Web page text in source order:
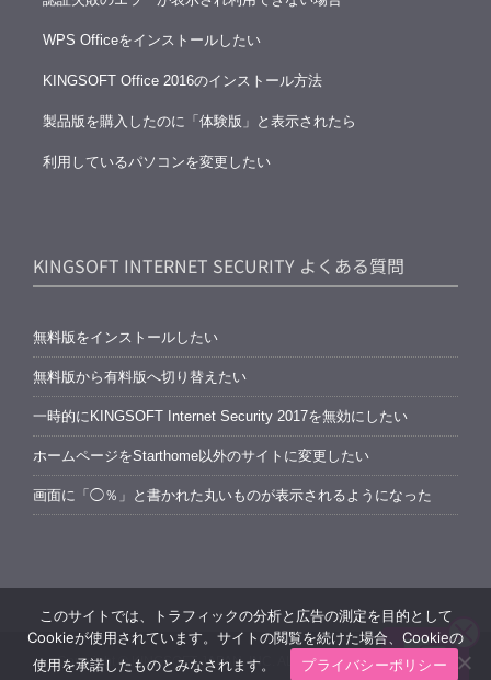
WPS Officeをインストールしたい
KINGSOFT Office 2016のインストール方法
製品版を購入したのに「体験版」と表示されたら
利用しているパソコンを変更したい
KINGSOFT INTERNET SECURITY よくある質問
無料版をインストールしたい
無料版から有料版へ切り替えたい
一時的にKINGSOFT Internet Security 2017を無効にしたい
ホームページをStarthome以外のサイトに変更したい
画面に「◯％」と書かれた丸いものが表示されるようになった
Copyright © KINGSOFT JAPAN, INC. ALL RIGHTS RESERVED.
このサイトでは、トラフィックの分析と広告の測定を目的として
Cookieが使用されています。サイトの閲覧を続けた場合、Cookieの
使用を承諾したものとみなされます。
プライバシーポリシー